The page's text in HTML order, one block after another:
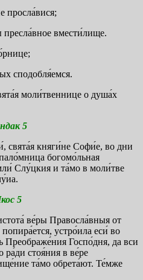
просла́вися;
пресла́вное вмести́лище.
сподобля́емся.
моли́твеннице о душа́х
5
свята́я княги́не Софи́е, во дни
богомо́льная
Слу́цкия и та́мо в моли́тве
5
ве́ры Правосла́вныя от
устро́ила еси́ во
Преображе́ния Госпо́дня, да вси
стоя́ния в ве́ре
та́мо обрета́ют. Те́мже